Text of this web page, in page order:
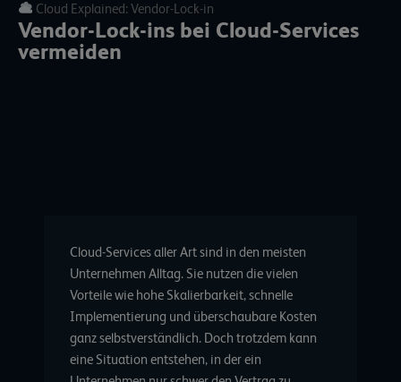
Cloud Explained: Vendor-Lock-in
Vendor-Lock-ins bei Cloud-Services
vermeiden
Cloud-Servicesaller Art sind in den meisten
Unternehmen Alltag. Sie nutzen die vielen
Vorteile wie hohe Skalierbarkeit, schnelle
Implementierung und überschaubare Kosten
ganz selbstverständlich. Doch trotzdem kann
eine Situation entstehen, in der ein